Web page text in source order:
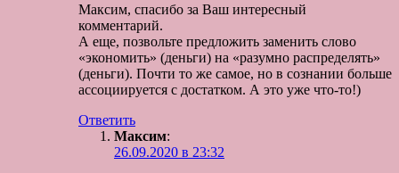
Максим, спасибо за Ваш интересный
комментарий.
А еще, позвольте предложить заменить слово
«экономить» (деньги) на «разумно распределять»
(деньги). Почти то же самое, но в сознании больше
ассоциируется с достатком. А это уже что-то!)
Ответить
Максим:
26.09.2020 в 23:32